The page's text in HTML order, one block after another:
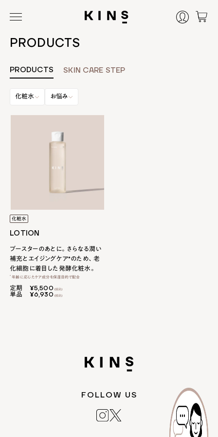
PRODUCTS
PRODUCTS SKIN CARE STEP
化粧水 お悩み
化粧水
LOTION
ブースターのあとに。さらなる潤い
補充とエイジングケア*のため、老
化細胞に着目した発酵化粧水。
* 年齢に応じたケア成分を保湿目的で配合
定期
¥5,500
単品
¥6,930
FOLLOW US